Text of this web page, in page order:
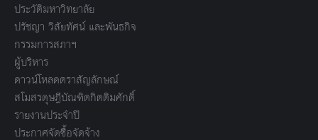
ประวัติมหาวิทยาลัย
ปรัชญา วิสัยทัศน์ และพันธกิจ
กรรมการสภาฯ
ผู้บริหาร
ดาวน์โหลดตราสัญลักษณ์
สโมสรดุษฎีบัณฑิตกิตติมศักดิ์
รายงานประจำปี
ประกาศจัดซื้อจัดจ้าง